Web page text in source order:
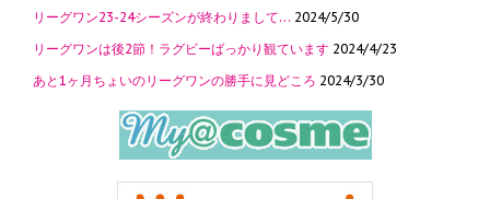
リーグワン23-24シーズンが終わりまして… 2024/5/30
リーグワンは後2節！ラグビーばっかり観ています 2024/4/23
あと1ヶ月ちょいのリーグワンの勝手に見どころ 2024/3/30